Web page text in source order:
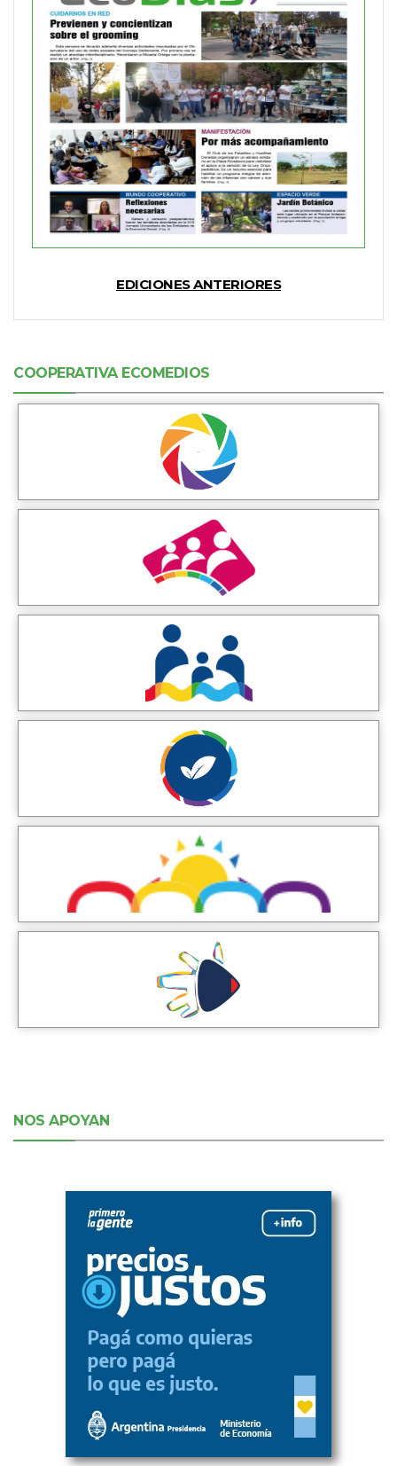
EDICIONES ANTERIORES
COOPERATIVA ECOMEDIOS
NOS APOYAN